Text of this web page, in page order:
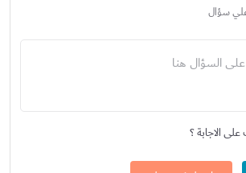
سؤال
السؤال هنا
الاجابة ؟